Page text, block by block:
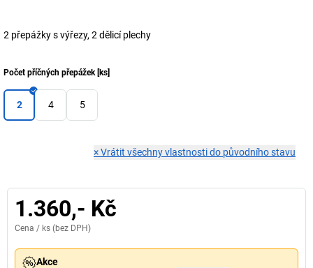
2 přepážky s výřezy, 2 dělicí plechy
Počet příčných přepážek[ks]
2 4 5
×Vrátit všechny vlastnosti do původního stavu
1.360,- Kč
Cena / ks (bez DPH)
Akce